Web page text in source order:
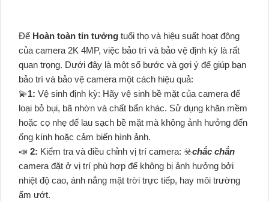
Để Hoàn toàn tin tưởng tuổi thọ và hiệu suất hoạt động
của camera 2K 4MP, việc bảo trì và bảo vệ định kỳ là rất
quan trọng. Dưới đây là một số bước và gợi ý để giúp bạn
bảo trì và bảo vệ camera một cách hiệu quả:
💫1: Vệ sinh định kỳ: Hãy vệ sinh bề mặt của camera để
loại bỏ bụi, bã nhờn và chất bẩn khác. Sử dụng khăn mềm
hoặc cọ nhẹ để lau sạch bề mặt mà không ảnh hưởng đến
ống kính hoặc cảm biến hình ảnh.
📣 2: Kiểm tra và điều chỉnh vị trí camera: ☣️chắc chắn
camera đặt ở vị trí phù hợp để không bị ảnh hưởng bởi
nhiệt độ cao, ánh nắng mặt trời trực tiếp, hay môi trường
ẩm ướt.